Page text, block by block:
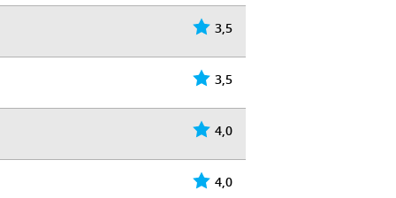
3,5
3,5
4,0
4,0